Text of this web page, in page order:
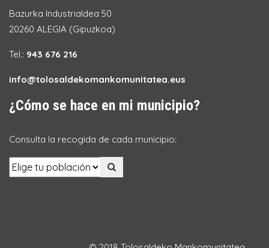
Bazurka Industrialdea 50
20260 ALEGIA (Gipuzkoa)
Tel.: 943 676 216
info@tolosaldekomankomunitatea.eus
¿Cómo se hace en mi municipio?
Consulta la recogida de cada municipio: